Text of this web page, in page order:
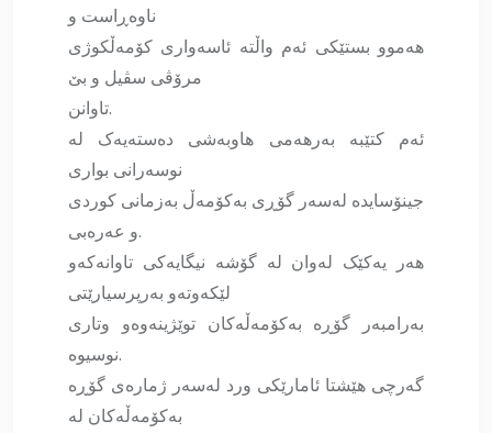
ناوەڕاست و
هەموو بستێکی ئەم واڵتە ئاسەواری کۆمەڵکوژی
مرۆڤی سڤیل و بێ
تاوانن.
ئەم کتێبە بەرهەمی ھاوبەشی دەستەیەک لە
نوسەرانی بواری
جینۆسایدە لەسەر گۆڕی بەکۆمەڵ بەزمانی کوردی
و عەرەبی.
هەر یەکێک لەوان لە گۆشە نیگایەکی تاوانەکەو
لێکەوتەو بەرپرسیارێتی
بەرامبەر گۆڕە بەکۆمەڵەکان توێژینەوەو وتاری
نوسیوە.
گەرچی ھێشتا ئامارێکی ورد لەسەر ژمارەی گۆڕە
بەکۆمەڵەکان لە